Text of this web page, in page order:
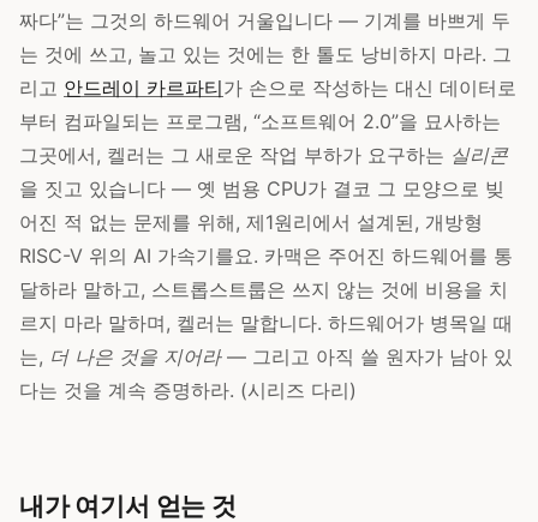
짜다”는 그것의 하드웨어 거울입니다 — 기계를 바쁘게 두
는 것에 쓰고, 놀고 있는 것에는 한 톨도 낭비하지 마라. 그
리고 안드레이 카르파티가 손으로 작성하는 대신 데이터로
부터 컴파일되는 프로그램, “소프트웨어 2.0”을 묘사하는
그곳에서, 켈러는 그 새로운 작업 부하가 요구하는 실리콘
을 짓고 있습니다 — 옛 범용 CPU가 결코 그 모양으로 빚
어진 적 없는 문제를 위해, 제1원리에서 설계된, 개방형
RISC-V 위의 AI 가속기를요. 카맥은 주어진 하드웨어를 통
달하라 말하고, 스트롭스트룹은 쓰지 않는 것에 비용을 치
르지 마라 말하며, 켈러는 말합니다. 하드웨어가 병목일 때
는, 더 나은 것을 지어라— 그리고 아직 쓸 원자가 남아 있
다는 것을 계속 증명하라. (시리즈 다리)
내가 여기서 얻는 것